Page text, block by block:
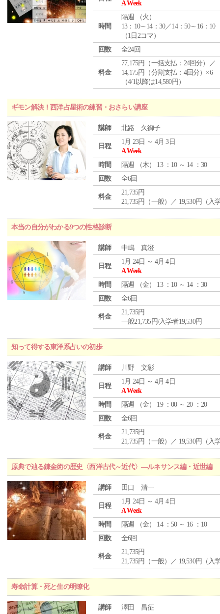
A Week
時間
隔週 （火 ）
13：10～14：30／14：50～16：10
（1日2コマ）
回数
全24回
料金
77,175円（一括支払：24回分）／
14,175円（分割支払：4回分）×6
（4/1以降は14,580円）
ギモン解決！西洋占星術の練習・おさらい講座
講師 北路 久御子
日程
1月 23日 ～ 4月 3日
A Week
時間
隔週 （木） 13 ：10 ～ 14 ：30
回数
全6回
料金
21,735円
21,735円（一般）／ 19,530円（入
本当の自分がわかる9つの性格診断
講師 中嶋 真澄
日程
1月 24日 ～ 4月 4日
A Week
時間
隔週 （金） 13 ：10 ～ 14 ：30
回数
全6回
料金
21,735円
一般21,735円/入学者19,530円
知って得する東洋系占いの初歩
講師 川野 文彰
日程
1月 24日 ～ 4月 4日
A Week
時間
隔週 （金） 19 ：00 ～ 20 ：20
回数
全6回
料金
21,735円
21,735円（一般）／ 19,530円（入
原典で辿る錬金術の歴史〈西洋古代～近代〉―ルネサンス編・近世編
講師 田口 清一
日程
1月 24日 ～ 4月 4日
A Week
時間
隔週 （金） 14 ：50 ～ 16 ：10
回数
全6回
料金
21,735円
21,735円（一般）／ 19,530円（入
寿命計算・死と生の明瞭化
講師 澤田 昌征